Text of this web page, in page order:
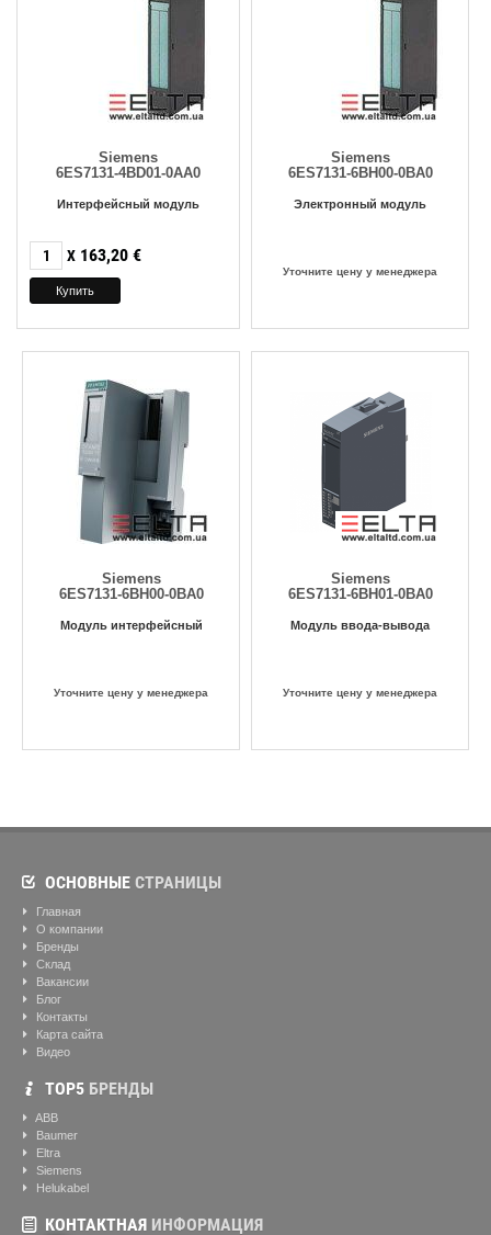
Siemens
6ES7131-4BD01-0AA0
Интерфейсный модуль
X 163,20 €
Siemens
6ES7131-6BH00-0BA0
Электронный модуль
Уточните цену у менеджера
Siemens
6ES7131-6BH00-0BA0
Модуль интерфейсный
Уточните цену у менеджера
Siemens
6ES7131-6BH01-0BA0
Модуль ввода-вывода
Уточните цену у менеджера
ОСНОВНЫЕ СТРАНИЦЫ
Главная
О компании
Бренды
Склад
Вакансии
Блог
Контакты
Карта сайта
Видео
ТОР5 БРЕНДЫ
ABB
Baumer
Eltra
Siemens
Helukabel
КОНТАКТНАЯ ИНФОРМАЦИЯ